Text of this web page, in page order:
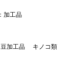
加工品
加工品
キノコ類